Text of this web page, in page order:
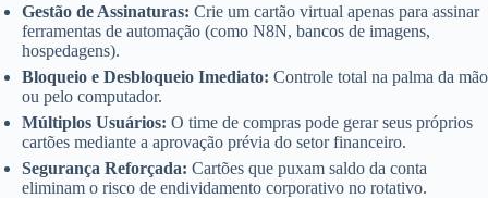
Gestão de Assinaturas: Crie um cartão virtual apenas para assinar
ferramentas de automação (como N8N, bancos de imagens,
hospedagens).
Bloqueio e Desbloqueio Imediato: Controle total na palma da mão
ou pelo computador.
Múltiplos Usuários: O time de compras pode gerar seus próprios
cartões mediante a aprovação prévia do setor financeiro.
Segurança Reforçada: Cartões que puxam saldo da conta
eliminam o risco de endividamento corporativo no rotativo.